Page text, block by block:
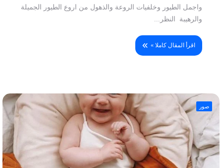
واجمل الطيور وخلفيات الروعة والذهول من اروع الطيور الجميلة
والرهيبة النظر...
اقرأ المقال كاملا »
صور